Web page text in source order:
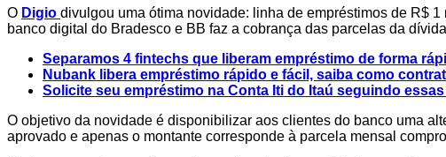
O Digio divulgou uma ótima novidade: linha de empréstimos de R$
banco digital do Bradesco e BB faz a cobrança das parcelas da
Separamos 4 fintechs que liberam empréstimo de forma
Nubank libera empréstimo rápido e fácil, saiba como
Solicite seu empréstimo na Conta Iti do Itaú seguindo
O objetivo da novidade é disponibilizar aos clientes do banco uma
aprovado e apenas o montante corresponde à parcela mensal